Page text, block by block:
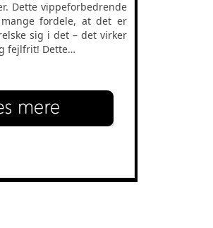
Dette vippeforbedrende
fordele, at det er
sig i det – det virker
fejlfrit! Dette…